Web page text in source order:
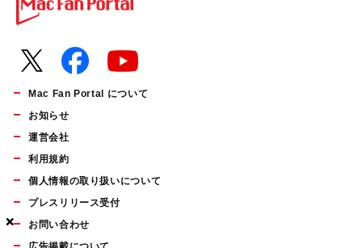
×
×
×
Mac Fan Portal について
お知らせ
運営会社
利用規約
個人情報の取り扱いについて
プレスリリース受付
お問い合わせ